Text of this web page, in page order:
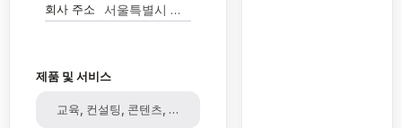
회사 주소 서울특별시 강남구 언주로 508 서울상록회관 17층
제품 및 서비스
교육, 컨설팅, 콘텐츠, 외국어